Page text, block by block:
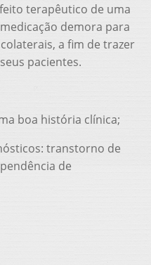
terapêutico de uma
demora para
a fim de trazer
pacientes.
boa história clínica;
transtorno de
de